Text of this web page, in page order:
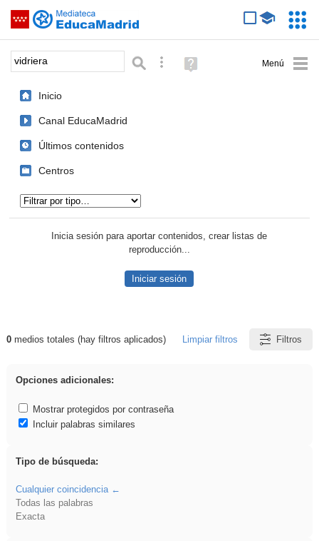
Saltar navegación
Palabra o frase: Búsqueda avanzada
Ayuda
(en
Inicio
Canal EducaMadrid
Últimos contenidos
Centros
Inicia sesión para aportar contenidos, crear listas de
reproducción...
Iniciar sesión
Resultados de: vidriera
0medios totales (hay filtros aplicados) Limpiar filtros Filtros
Opciones adicionales:
Mostrar protegidos por contraseña
Incluir palabras similares
Tipo de búsqueda:
Cualquier coincidencia
Todas las palabras
Exacta